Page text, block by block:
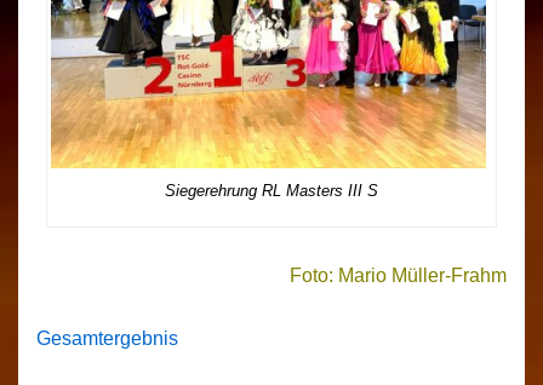
Siegerehrung RL Masters III S
Foto: Mario Müller-Frahm
Gesamtergebnis